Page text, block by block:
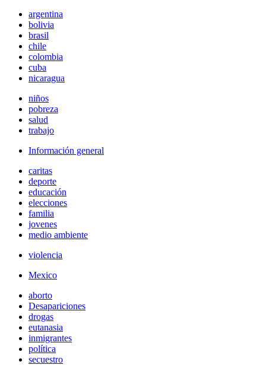
argentina
bolivia
brasil
chile
colombia
cuba
nicaragua
niños
pobreza
salud
trabajo
Información general
caritas
deporte
educación
elecciones
familia
jovenes
medio ambiente
violencia
Mexico
aborto
Desapariciones
drogas
eutanasia
inmigrantes
política
secuestro